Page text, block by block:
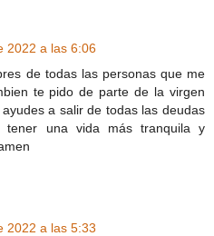
2022 a las 6:06
de todas las personas que me
te pido de parte de la virgen
a salir de todas las deudas
tener una vida más tranquila y
2022 a las 5:33